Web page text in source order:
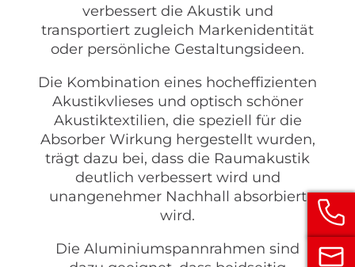
verbessert die Akustik und
transportiert zugleich Markenidentität
oder persönliche Gestaltungsideen.
Die Kombination eines hocheffizienten
Akustikvlieses und optisch schöner
Akustiktextilien, die speziell für die
Absorber Wirkung hergestellt wurden,
trägt dazu bei, dass die Raumakustik
deutlich verbessert wird und
unangenehmer Nachhall absorbiert
wird.
Die Aluminiumspannrahmen sind